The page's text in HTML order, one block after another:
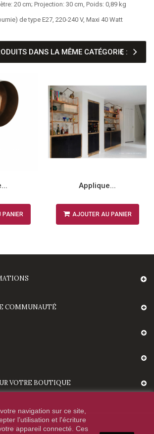
20 cm; Projection: 30 cm, Poids: 0,89 kg
de type E27, 220-240 V, Maxi 40 Watt
DANS LA MÊME CATÉGORIE :
PANIER
Applique...
AJOUTER AU PANIER
COMMUNAUTÉ
VOTRE BOUTIQUE
navigation sur ce site,
l’utilisation et l'écriture
appareil connecté. Ces